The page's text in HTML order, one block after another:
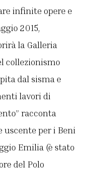
infinite opere e
2015,
la Galleria
collezionismo
dal sisma e
lavori di
racconta
uscente per i Beni
Emilia (è stato
del Polo